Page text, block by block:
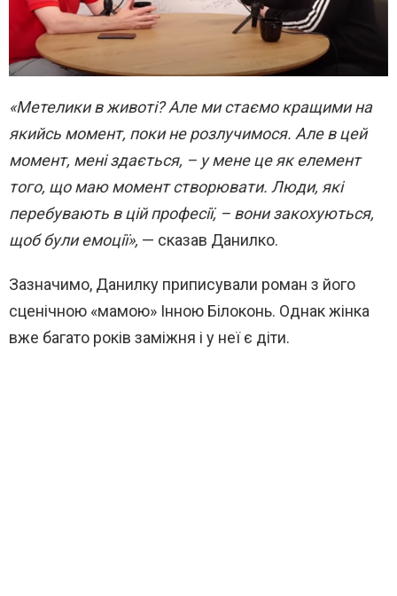
«Метелики в животі? Але ми стаємо кращими на
якийсь момент, поки не розлучимося. Але в цей
момент, мені здається, – у мене це як елемент
того, що маю момент створювати. Люди, які
перебувають в цій професії, – вони закохуються,
щоб були емоції», — сказав Данилко.
Зазначимо, Данилку приписували роман з його
сценічною «мамою» Інною Білоконь. Однак жінка
вже багато років заміжня і у неї є діти.